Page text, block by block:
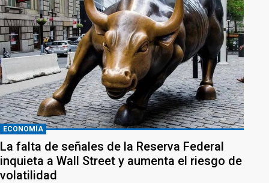
ECONOMÍA
La falta de señales de la Reserva Federal
inquieta a Wall Street y aumenta el riesgo de
volatilidad